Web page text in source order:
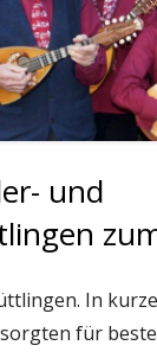
1987
und
In
für